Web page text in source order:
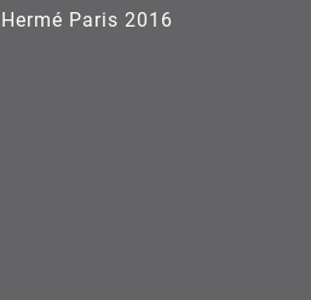
Paris 2016